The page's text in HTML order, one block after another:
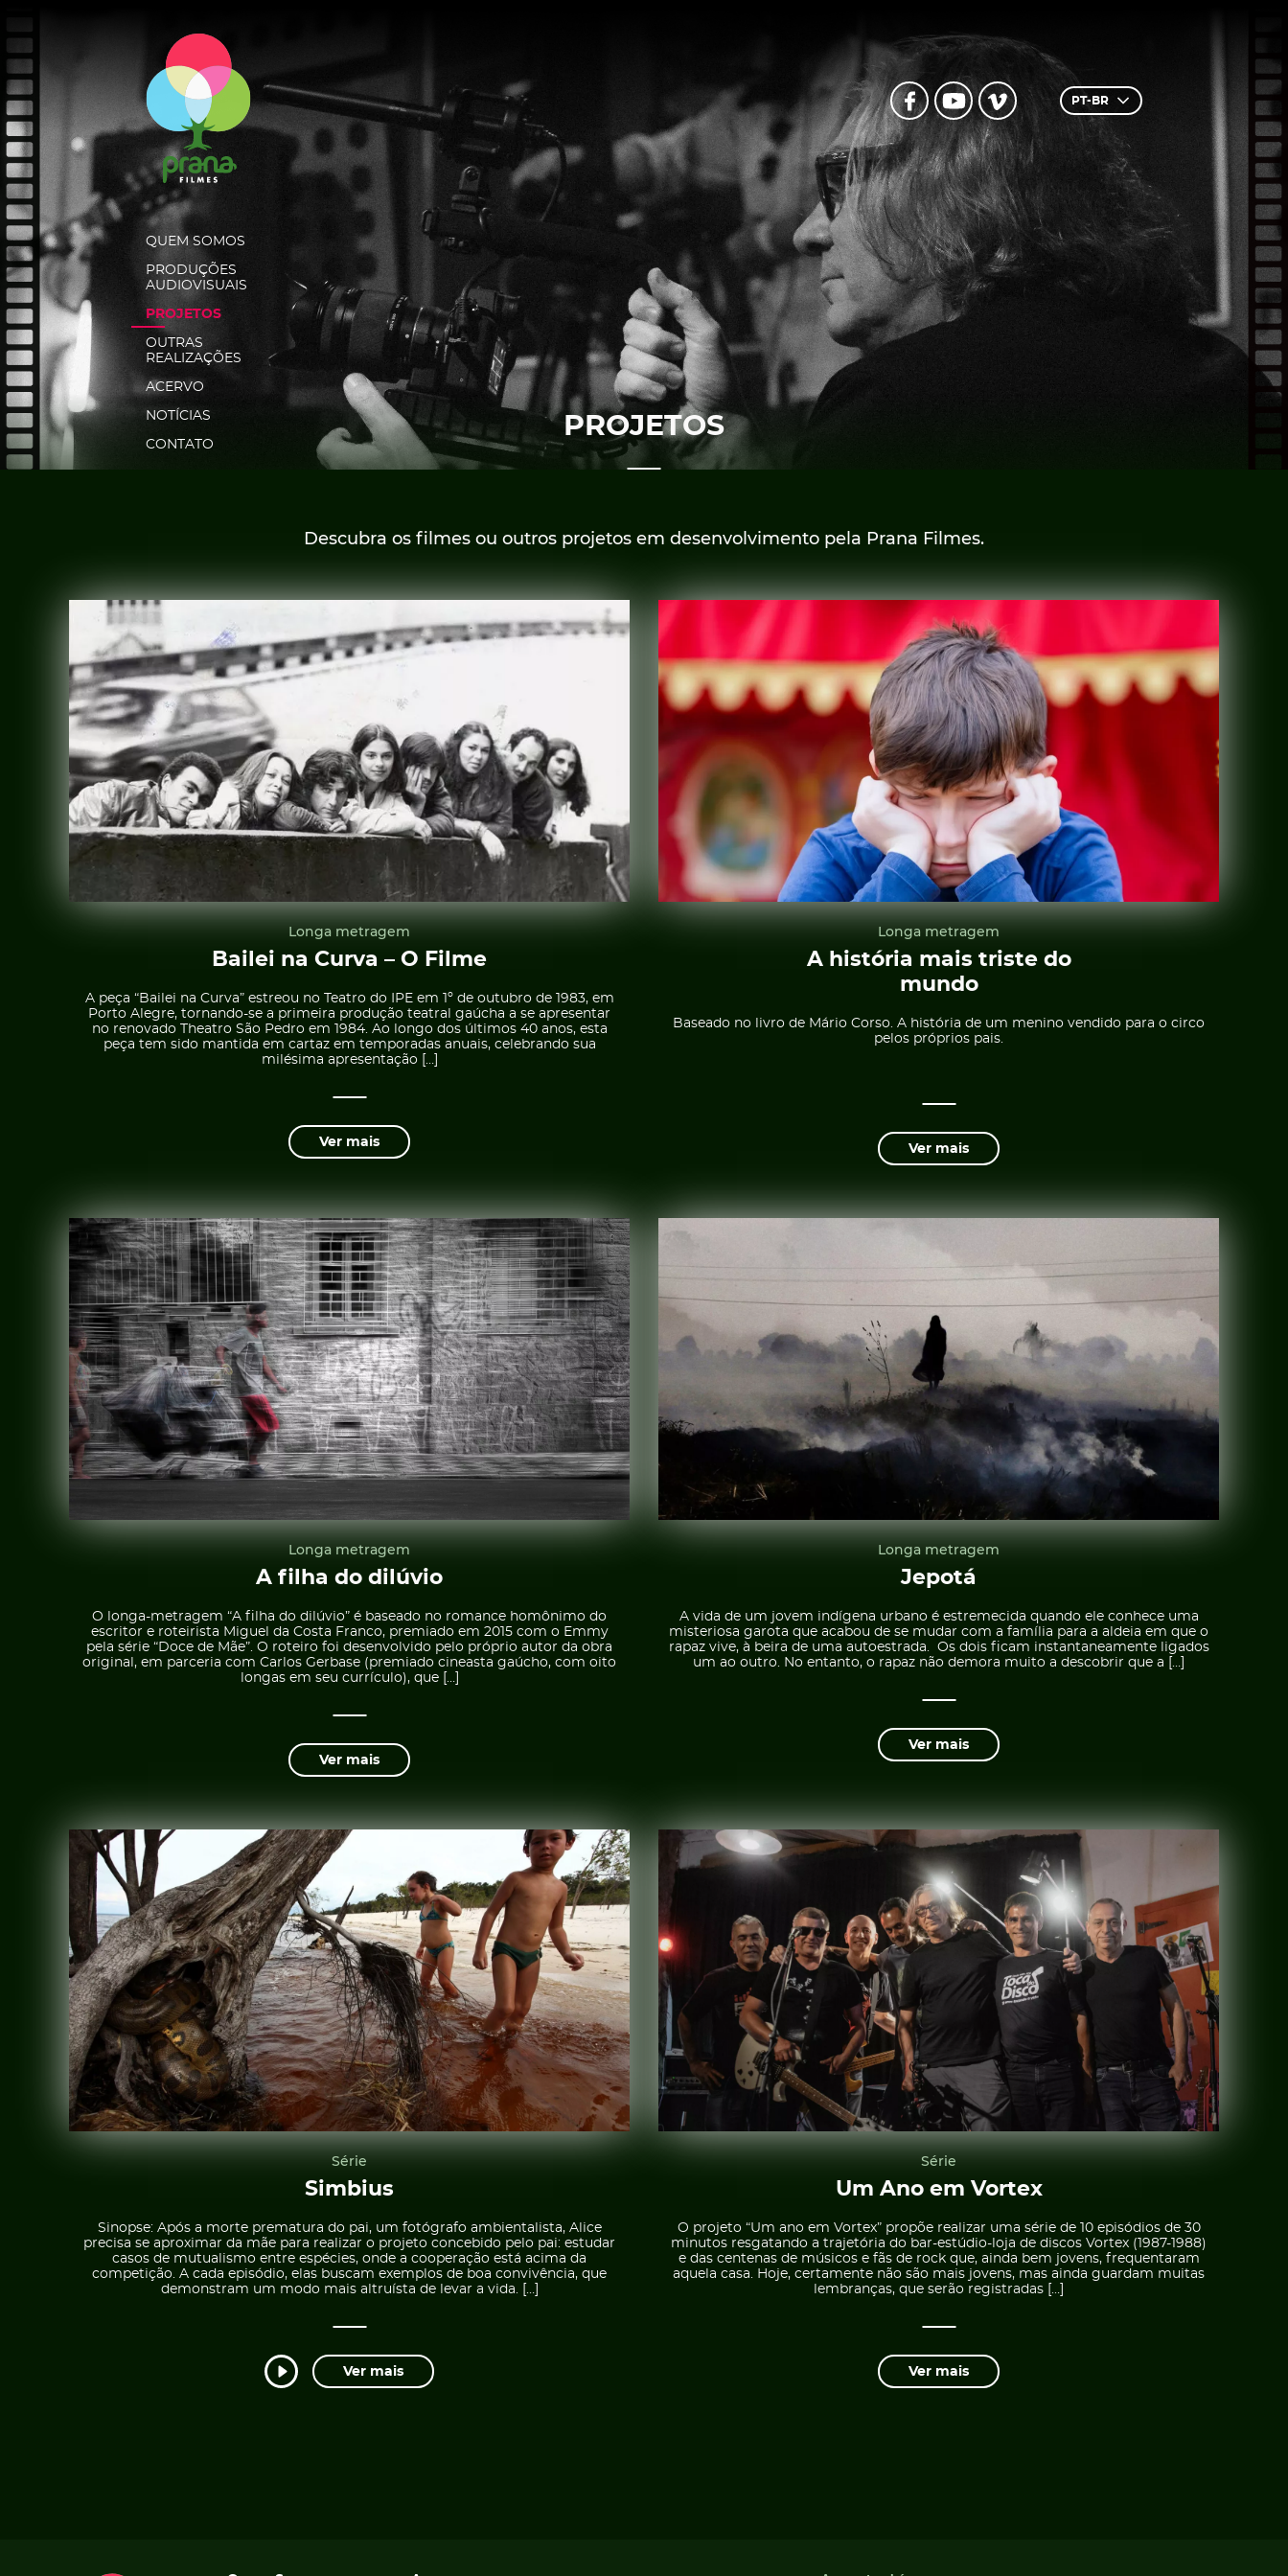
QUEM SOMOS
PRODUÇÕES
AUDIOVISUAIS
PROJETOS
OUTRAS
REALIZAÇÕES
ACERVO
NOTÍCIAS
CONTATO
PT-BR
Inglês
Português
PROJETOS
Descubra os filmes ou outros projetos em desenvolvimento pela Prana Filmes.
Longa metragem
Bailei na Curva – O Filme
A peça “Bailei na Curva” estreou no Teatro do IPE em 1º de outubro de 1983, em
Porto Alegre, tornando-se a primeira produção teatral gaúcha a se apresentar
no renovado Theatro São Pedro em 1984. Ao longo dos últimos 40 anos, esta
peça tem sido mantida em cartaz em temporadas anuais, celebrando sua
milésima apresentação […]
Ver mais
Longa metragem
A história mais triste do
mundo
Baseado no livro de Mário Corso. A história de um menino vendido para o circo
pelos próprios pais.
Ver mais
Longa metragem
A filha do dilúvio
O longa-metragem “A filha do dilúvio” é baseado no romance homônimo do
escritor e roteirista Miguel da Costa Franco, premiado em 2015 com o Emmy
pela série “Doce de Mãe”. O roteiro foi desenvolvido pelo próprio autor da obra
original, em parceria com Carlos Gerbase (premiado cineasta gaúcho, com oito
longas em seu currículo), que […]
Ver mais
Longa metragem
Jepotá
A vida de um jovem indígena urbano é estremecida quando ele conhece uma
misteriosa garota que acabou de se mudar com a família para a aldeia em que o
rapaz vive, à beira de uma autoestrada. Os dois ficam instantaneamente ligados
um ao outro. No entanto, o rapaz não demora muito a descobrir que a […]
Ver mais
Série
Simbius
Sinopse: Após a morte prematura do pai, um fotógrafo ambientalista, Alice
precisa se aproximar da mãe para realizar o projeto concebido pelo pai: estudar
casos de mutualismo entre espécies, onde a cooperação está acima da
competição. A cada episódio, elas buscam exemplos de boa convivência, que
demonstram um modo mais altruísta de levar a vida. […]
Ver mais
Série
Um Ano em Vortex
O projeto “Um ano em Vortex” propõe realizar uma série de 10 episódios de 30
minutos resgatando a trajetória do bar-estúdio-loja de discos Vortex (1987-1988)
e das centenas de músicos e fãs de rock que, ainda bem jovens, frequentaram
aquela casa. Hoje, certamente não são mais jovens, mas ainda guardam muitas
lembranças, que serão registradas […]
Ver mais